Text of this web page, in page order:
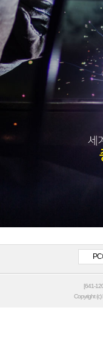
[641-
Copyright